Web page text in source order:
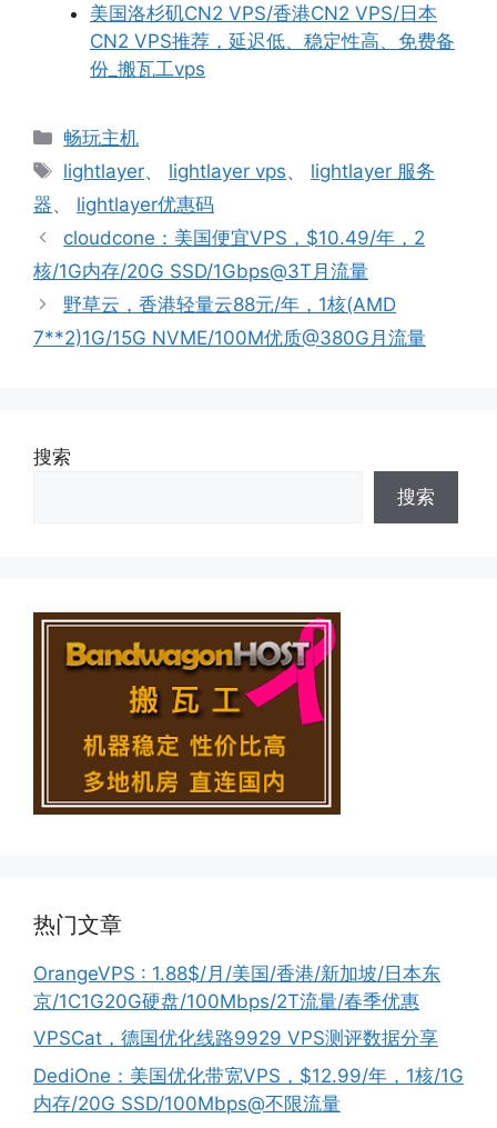
美国洛杉矶CN2 VPS/香港CN2 VPS/日本
CN2 VPS推荐，延迟低、稳定性高、免费备
份_搬瓦工vps
分
类
畅玩主机
标
签
lightlayer、 lightlayer vps、 lightlayer 服务
器、 lightlayer优惠码
cloudcone：美国便宜VPS，$10.49/年，2
核/1G内存/20G SSD/1Gbps@3T月流量
野草云，香港轻量云88元/年，1核(AMD
7**2)1G/15G NVME/100M优质@380G月流量
搜索
搜索
热门文章
OrangeVPS : 1.88$/月/美国/香港/新加坡/日本东
京/1C1G20G硬盘/100Mbps/2T流量/春季优惠
VPSCat，德国优化线路9929 VPS测评数据分享
DediOne：美国优化带宽VPS，$12.99/年，1核/1G
内存/20G SSD/100Mbps@不限流量